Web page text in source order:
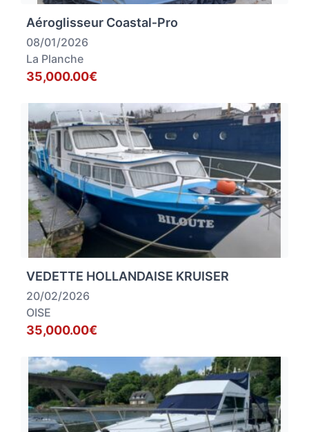
Aéroglisseur Coastal‑Pro
08/01/2026
La Planche
35,000.00€
VEDETTE HOLLANDAISE KRUISER
20/02/2026
OISE
35,000.00€